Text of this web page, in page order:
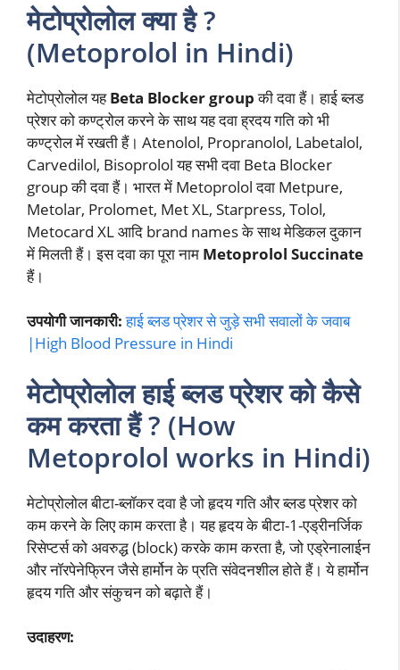
मेटोप्रोलोल क्या है ?
(Metoprolol in Hindi)
मेटोप्रोलोल यहBeta Blocker groupकी दवा हैं। हाई ब्लड
प्रेशर को कण्ट्रोल करने के साथ यह दवा ह्रदय गति को भी
कण्ट्रोल में रखती हैं। Atenolol, Propranolol, Labetalol,
Carvedilol, Bisoprolol यह सभी दवा Beta Blocker
group की दवा हैं। भारत में Metoprolol दवा Metpure,
Metolar, Prolomet, Met XL, Starpress, Tolol,
Metocard XL आदि brand names के साथ मेडिकल दुकान
में मिलती हैं। इस दवा का पूरा नाम Metoprolol Succinate
हैं।
उपयोगी जानकारी: हाई ब्लड प्रेशर से जुड़े सभी सवालों के जवाब
|High Blood Pressure in Hindi
मेटोप्रोलोल हाई ब्लड प्रेशर को कैसे
कम करता हैं ? (How
Metoprolol works in Hindi)
मेटोप्रोलोल बीटा-ब्लॉकर दवा है जो हृदय गति और ब्लड प्रेशर को
कम करने के लिए काम करता है। यह हृदय के बीटा-1-एड्रीनर्जिक
रिसेप्टर्स को अवरुद्ध (block) करके काम करता है, जो एड्रेनालाईन
और नॉरपेनेफ्रिन जैसे हार्मोन के प्रति संवेदनशील होते हैं। ये हार्मोन
हृदय गति और संकुचन को बढ़ाते हैं।
उदाहरण: